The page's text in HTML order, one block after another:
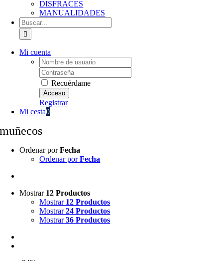
DISFRACES
MANUALIDADES
Buscar:
Mi cuenta
Username:
Password:
Recuérdame
Registrar
Mi cesta0
muñecos
Ordenar porFecha
Ordenar porFecha
Mostrar 12 Productos
Mostrar 12 Productos
Mostrar24 Productos
Mostrar36 Productos